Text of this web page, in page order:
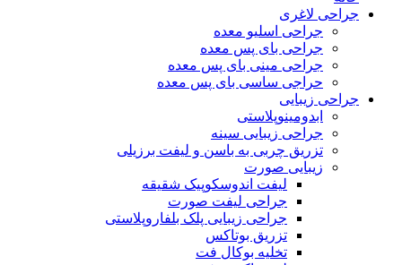
جراحی لاغری
جراحی اسلیو معده
جراحی بای پس معده
جراحی مینی بای پس معده
حراجی ساسی بای پس معده
جراحی زیبایی
ابدومینوپلاستی
جراحی زیبایی سینه
تزریق چربی به باسن و لیفت برزیلی
زیبایی صورت
لیفت اندوسکوپیک شقیقه
جراحی لیفت صورت
جراحی زیبایی پلک بلفاروپلاستی
تزریق بوتاکس
تخلیه بوکال فت